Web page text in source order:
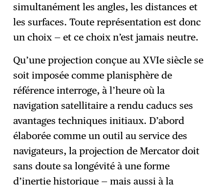
simultanément les angles, les distances et
les surfaces. Toute représentation est donc
un choix — et ce choix n’est jamais neutre.
Qu’une projection conçue au XVIe siècle se
soit imposée comme planisphère de
référence interroge, à l’heure où la
navigation satellitaire a rendu caducs ses
avantages techniques initiaux. D’abord
élaborée comme un outil au service des
navigateurs, la projection de Mercator doit
sans doute sa longévité à une forme
d’inertie historique — mais aussi à la